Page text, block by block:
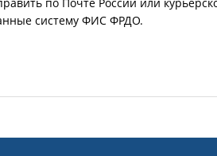
систему ФИС ФРДО.